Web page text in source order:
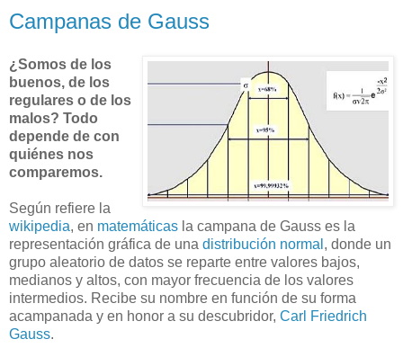
Campanas de Gauss
¿Somos de los
buenos, de los
regulares o de los
malos? Todo
depende de con
quiénes nos
comparemos.
Según refiere la
wikipedia, en matemáticas la campana de Gauss es la
representación gráfica de una distribución normal , donde un
grupo aleatorio de datos se reparte entre valores bajos,
medianos y altos, con mayor frecuencia de los valores
intermedios. Recibe su nombre en función de su forma
acampanada y en honor a su descubridor, Carl Friedrich
Gauss.